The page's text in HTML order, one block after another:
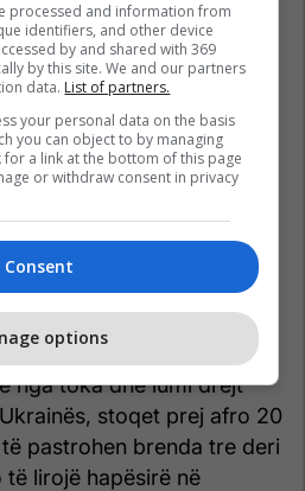
që anijet dhe objektet e
operacionet e tyre të
shpejt dërgimin e pesë
në muaj. Me atë ritëm,
që 2.5 milion ton po
nga toka dhe lumi drejt
stoqet prej afro 20
pastrohen brenda tre deri
lirojë hapësirë në
processed and information from
identifiers, and other device
by and shared with 369
by this site. We and our partners
data. List of partners.
your personal data on the basis
you can object to by managing
a link at the bottom of this page
or withdraw consent in privacy
Consent
options